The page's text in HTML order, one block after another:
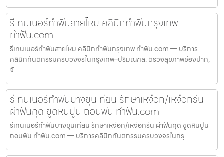
รีเทนเนอร์ทำฟันสายไหม คลินิกทำฟันกรุงเทพ
ทำฟัน.com
รีเทนเนอร์ทำฟันสายไหม คลินิกทำฟันกรุงเทพ ทำฟัน.com — บริการ
คลินิกทันตกรรมครบวงจรในกรุงเทพ–ปริมณฑล: ตรวจสุขภาพช่องปาก,
จั
รีเทนเนอร์ทำฟันบางขุนเทียน รักษาเหงือก/เหงือกร่น
ผ่าฟันคุด ขูดหินปูน ถอนฟัน ทำฟัน.com
รีเทนเนอร์ทำฟันบางขุนเทียน รักษาเหงือก/เหงือกร่น ผ่าฟันคุด ขูดหินปูน
ถอนฟัน ทำฟัน.com — บริการคลินิกทันตกรรมครบวงจรในกรุ